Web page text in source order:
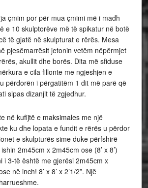
çmim por për mua çmimi më i madh
e 10 skulptorëve më të spikatur në botë
të gjatë në skulpturat e rërës. Mesa
pjesëmarrësit jetonin vetëm nëpërmjet
akullit dhe borës. Dita më sfiduse
e cila fillonte me ngjeshjen e
përdorën i përgatitëm 1 dit më parë që
sipas dizanjit të zgjedhur.
në kufijtë e maksimales me një
ku dhe lopata e fundit e rërës u përdor
e skulpturës sime duke përfshirë
2m45cm x 2m45cm ose (8’ x 8’)
i 3-të është me gjerësi 2m45cm x
në inch! 8’ x 8’ x 2’1/2”. Një